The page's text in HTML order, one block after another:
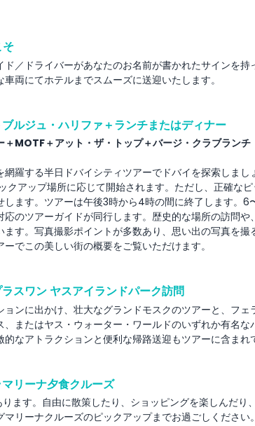
をお楽しみいただけます。さらに、5日目にはオプショ
ド／ドライバーがあなたのお名前が書かれたサインを持
両にてホテルまでスムーズに送迎いたします。
ルジュ・ハリファ＋ランチまたはディナー
＋MOTF＋アット・ザ・トップ＋バージ・クラブランチ
網羅する半日ドバイシティツアーでドバイを探索しまし
クアップ場所に応じて開始されます。ただし、正確な
します。ツアーは午後3時から4時の間に終了します。6
応のツアーガイドが同行します。歴史的な場所の訪問や
す。写真撮影ポイントが多数あり、思い出の写真を撮
でこの美しい街の概要をご覧いただけます。
スワン ヤスアイランドパーク訪問
ンに出かけ、壮大なグランドモスクのツアーと、フェ
またはヤス・ウォーター・ワールドのいずれか有名な
なアトラクションと便利な帰路送迎もツアーに含まれ
リーナ夕食クルーズ
ます。自由に散策したり、ショッピングを楽しんだり
リーナクルーズのピックアップまでお過ごしください。